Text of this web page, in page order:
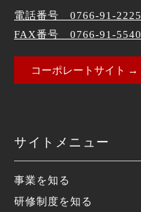
電話番号 0766-91-2225
FAX番号 0766-91-5540
コーポレートサイト →
サイトメニュー
事業を知る
研修制度を知る